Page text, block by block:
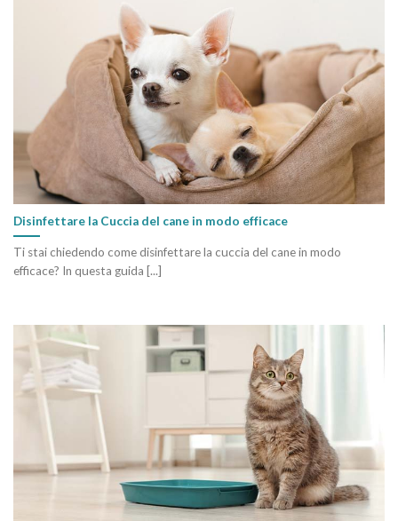
Disinfettare la Cuccia del cane in modo efficace
Ti stai chiedendo come disinfettare la cuccia del cane in modo
efficace? In questa guida [...]